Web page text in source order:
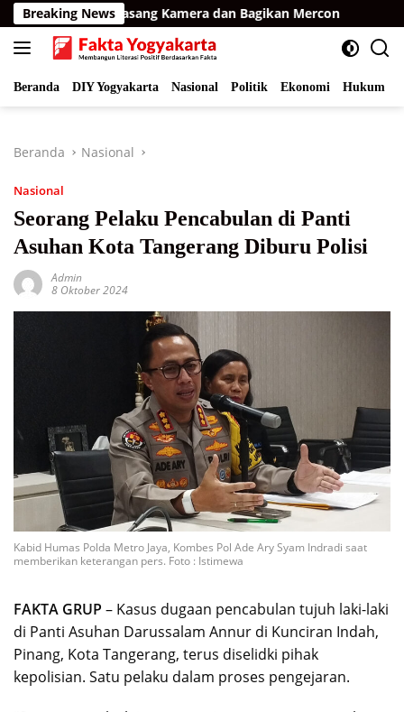
Langsung
ke
konten
Breaking News
BKSDA Pasang Kamera dan Bagikan Mercon
Beranda DIY Yogyakarta Nasional Politik Ekonomi Hukum
Beranda Nasional
Nasional
Seorang Pelaku Pencabulan di Panti
Asuhan Kota Tangerang Diburu Polisi
Admin
8 Oktober 2024
Kabid Humas Polda Metro Jaya, Kombes Pol Ade Ary Syam Indradi saat
memberikan keterangan pers. Foto : Istimewa
FAKTA GRUP – Kasus dugaan pencabulan tujuh laki-laki
di Panti Asuhan Darussalam Annur di Kunciran Indah,
Pinang, Kota Tangerang, terus diselidki pihak
kepolisian. Satu pelaku dalam proses pengejaran.